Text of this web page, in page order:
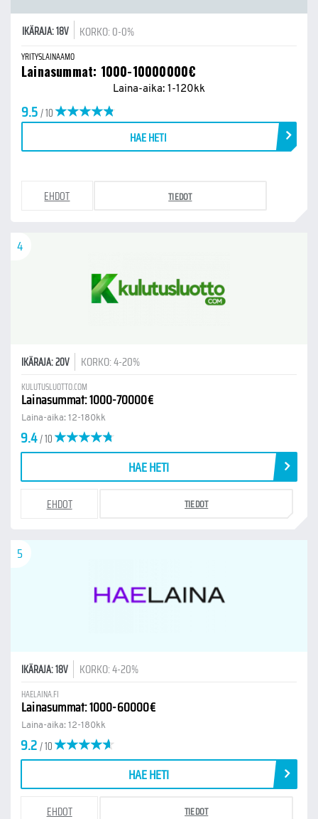
IKÄRAJA: 18V KORKO: 0-0%
YRITYSLAINAAMO
Lainasummat: 1000-10000000€
Laina-aika: 1-120kk
9.5/ 10
EHDOT TIEDOT
HAE HETI
4
IKÄRAJA: 20V KORKO: 4-20%
KULUTUSLUOTTO.COM
Lainasummat: 1000-70000€
Laina-aika: 12-180kk
9.4/ 10
HAE HETI
EHDOT TIEDOT
5
IKÄRAJA: 18V KORKO: 4-20%
HAELAINA.FI
Lainasummat: 1000-60000€
Laina-aika: 12-180kk
9.2/ 10
HAE HETI
EHDOT TIEDOT